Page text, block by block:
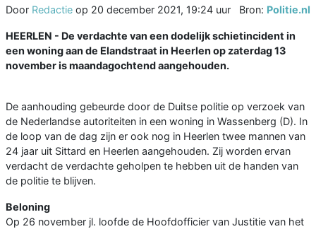
Door Redactie op 20 december 2021, 19:24 uur Bron: Politie.nl
HEERLEN - De verdachte van een dodelijk schietincident in
een woning aan de Elandstraat in Heerlen op zaterdag 13
november is maandagochtend aangehouden.
De aanhouding gebeurde door de Duitse politie op verzoek van
de Nederlandse autoriteiten in een woning in Wassenberg (D). In
de loop van de dag zijn er ook nog in Heerlen twee mannen van
24 jaar uit Sittard en Heerlen aangehouden. Zij worden ervan
verdacht de verdachte geholpen te hebben uit de handen van
de politie te blijven.
Beloning
Op 26 november jl. loofde de Hoofdofficier van Justitie van het